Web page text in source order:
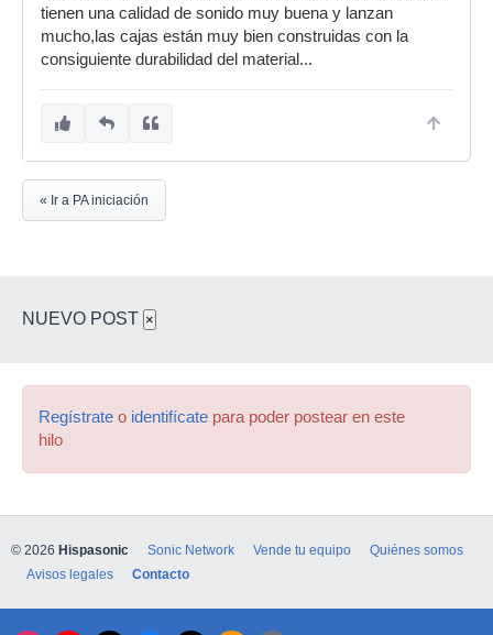
tienen una calidad de sonido muy buena y lanzan
mucho,las cajas están muy bien construidas con la
consiguiente durabilidad del material...
« Ir a PA iniciación
NUEVO POST ×
Regístrate o identifícate para poder postear en este
hilo
© 2026 Hispasonic Sonic Network Vende tu equipo
Quiénes somos
Avisos legales
Contacto